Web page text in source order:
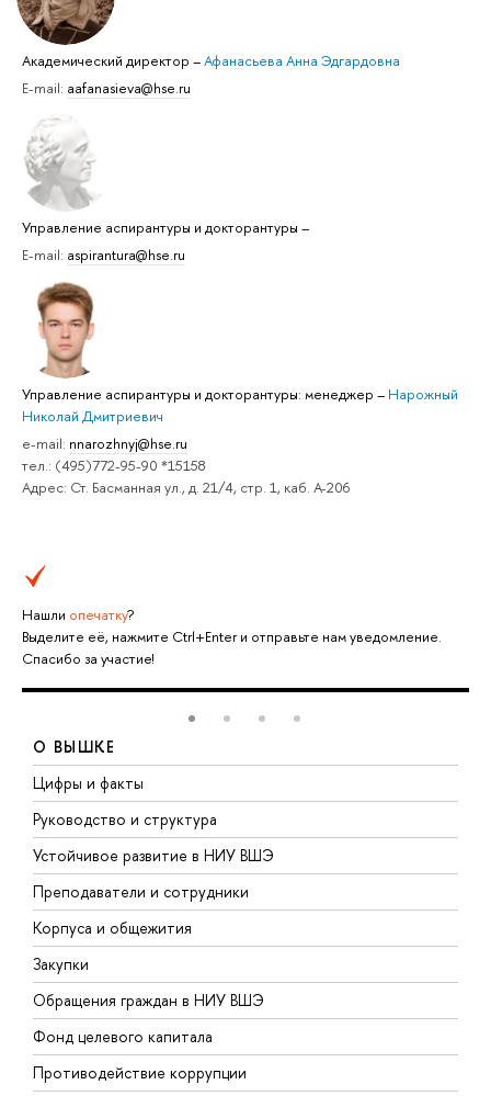
Академический директор –Афанасьева Анна Эдгардовна
E-mail: aafanasieva@hse.ru
Управление аспирантуры и докторантуры –
E-mail: aspirantura@hse.ru
Управление аспирантуры и докторантуры: менеджер – Нарожный
Николай Дмитриевич
e-mail: nnarozhnyj@hse.ru
тел.: (495)772-95-90 *15158
Адрес: Ст. Басманная ул., д. 21/4, стр. 1, каб. А-206
Нашли опечатку?
Выделите её, нажмите Ctrl+Enter и отправьте нам уведомление.
Спасибо за участие!
О ВЫШКЕ
Цифры и факты
Руководство и структура
Устойчивое развитие в НИУ ВШЭ
Преподаватели и сотрудники
Корпуса и общежития
Закупки
Обращения граждан в НИУ ВШЭ
Фонд целевого капитала
Противодействие коррупции